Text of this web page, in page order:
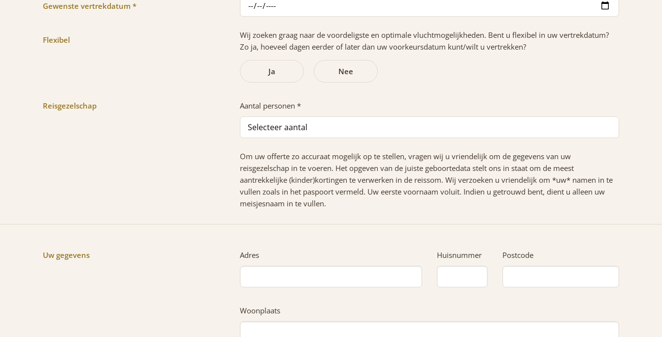
Gewenste vertrekdatum *
Flexibel
Wij zoeken graag naar de voordeligste en optimale vluchtmogelijkheden. Bent u flexibel in uw vertrekdatum?
Zo ja, hoeveel dagen eerder of later dan uw voorkeursdatum kunt/wilt u vertrekken?
Ja Nee
Reisgezelschap Aantal personen *
Om uw offerte zo accuraat mogelijk op te stellen, vragen wij u vriendelijk om de gegevens van uw
reisgezelschap in te voeren. Het opgeven van de juiste geboortedata stelt ons in staat om de meest
aantrekkelijke (kinder)kortingen te verwerken in de reissom. Wij verzoeken u vriendelijk om *uw* namen in te
vullen zoals in het paspoort vermeld. Uw eerste voornaam voluit. Indien u getrouwd bent, dient u alleen uw
meisjesnaam in te vullen.
Uw gegevens Adres Huisnummer Postcode
Woonplaats